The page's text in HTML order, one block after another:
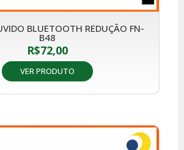
BLUETOOTH REDUÇÃO FN-
B48
R$72,00
VER PRODUTO